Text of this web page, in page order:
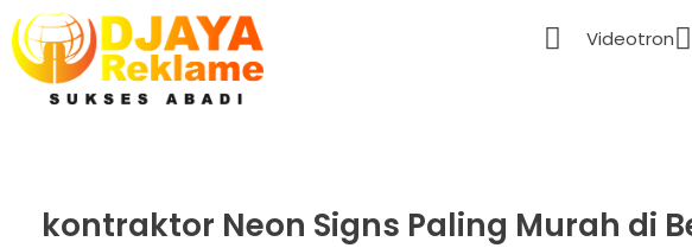
Videotron
kontraktor Neon Signs Paling Murah di